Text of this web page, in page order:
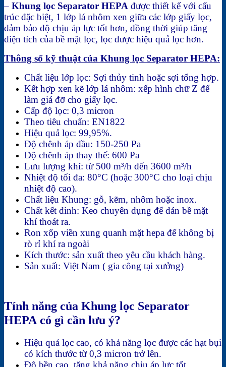
– Khung lọc Separator HEPA được thiết kế với cấu
trúc đặc biệt, 1 lớp lá nhôm xen giữa các lớp giấy lọc,
đảm bảo độ chịu áp lực tốt hơn, đồng thời giúp tăng
diện tích của bề mặt lọc, lọc được hiệu quả lọc hơn.
Thông số kỹ thuật của Khung lọc Separator HEPA:
Chất liệu lớp lọc: Sợi thủy tinh hoặc sợi tổng hợp.
Kết hợp xen kẽ lớp lá nhôm: xếp hình chữ Z để
làm giá đỡ cho giấy lọc.
Cấp độ lọc: 0,3 micron
Theo tiêu chuẩn: EN1822
Hiệu quả lọc: 99,95%.
Độ chênh áp đầu: 150-250 Pa
Độ chênh áp thay thế: 600 Pa
Lưu lượng khí: từ 500 m³/h đến 3600 m³/h
Nhiệt độ tối đa: 80°C (hoặc 300°C cho loại chịu
nhiệt độ cao).
Chất liệu Khung: gỗ, kẽm, nhôm hoặc inox.
Chất kết dinh: Keo chuyên dụng để dán bề mặt
khí thoát ra.
Ron xốp viền xung quanh mặt hepa để không bị
rò rỉ khí ra ngoài
Kích thước: sản xuất theo yêu cầu khách hàng.
Sản xuất: Việt Nam ( gia công tại xưởng)
Tính năng của Khung lọc Separator
HEPA có gì cần lưu ý?
Hiệu quả lọc cao, có khả năng lọc được các hạt bụi
có kích thước từ 0,3 micron trở lên.
Độ bền cao, tăng khả năng chịu áp lực tốt.